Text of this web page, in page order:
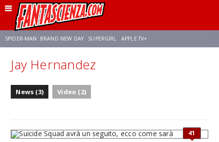
SPIDER-MAN: BRAND NEW DAY SUPERGIRL APPLE TV+
FRANCO RICCIARDIELLO ZENDAYA
Jay Hernandez
News (3) Video (2)
41